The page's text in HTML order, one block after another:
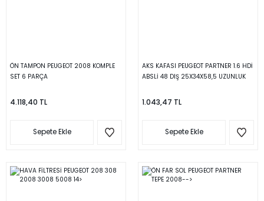
ÖN TAMPON PEUGEOT 2008 KOMPLE
SET 6 PARÇA
4.118,40 TL
Sepete Ekle
AKS KAFASI PEUGEOT PARTNER 1.6 HDİ
ABSLİ 48 DIŞ 25X34X58,5 UZUNLUK
1.043,47 TL
Sepete Ekle